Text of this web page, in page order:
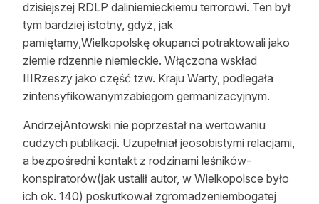
dzisiejszej RDLP daliniemieckiemu terrorowi. Ten był
tym bardziej istotny, gdyż, jak
pamiętamy,Wielkopolskę okupanci potraktowali jako
ziemie rdzennie niemieckie. Włączona wskład
IIIRzeszy jako część tzw. Kraju Warty, podlegała
zintensyfikowanymzabiegom germanizacyjnym.
AndrzejAntowski nie poprzestał na wertowaniu
cudzych publikacji. Uzupełniał jeosobistymi relacjami,
a bezpośredni kontakt z rodzinami leśników-
konspiratorów(jak ustalił autor, w Wielkopolsce było
ich ok. 140) poskutkował zgromadzeniembogatej